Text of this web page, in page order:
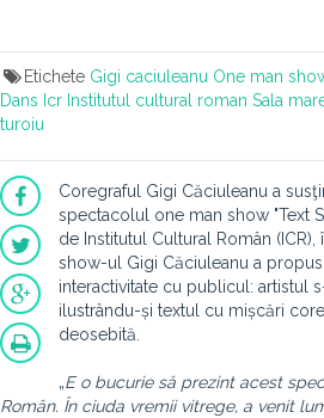
Etichete Gigi caciuleanu One man
Dans Icr Institutul cultural roman Sala
turoiu
Coregraful Gigi Căciuleanu a
spectacolul one man show "Text
de Institutul Cultural Român (ICR),
show-ul Gigi Căciuleanu a
interactivitate cu publicul: artistul
ilustrându-și textul cu mișcări
deosebită.
„E o bucurie să prezint acest
Român. În ciuda vremii vitrege, a venit